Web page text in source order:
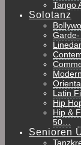
Tango
Solotanz
Latin
Hip
Hip &
50…
Senioren